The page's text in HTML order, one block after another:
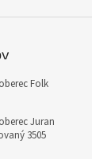
Folk
Juran
3505